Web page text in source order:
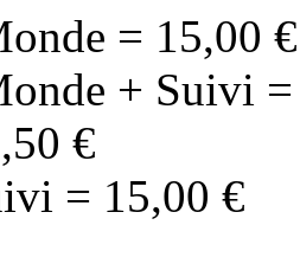
= 15,00 €
+ Suivi
€
= 15,00 €